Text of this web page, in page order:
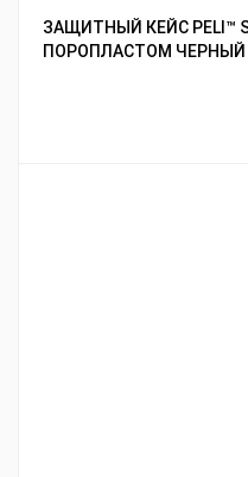
ЗАЩИТНЫЙ КЕЙС PELI™
ПОРОПЛАСТОМ ЧЕРНЫЙ